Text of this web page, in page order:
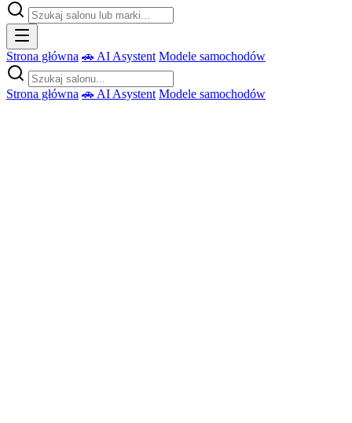
Strona główna 🚗 AI Asystent Modele samochodów
Strona główna 🚗 AI Asystent Modele samochodów